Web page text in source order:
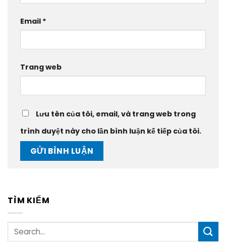
Email *
Trang web
Lưu tên của tôi, email, và trang web trong
trình duyệt này cho lần bình luận kế tiếp của tôi.
TÌM KIẾM